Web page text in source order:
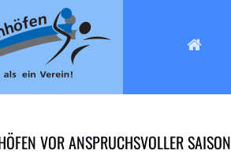
VOR ANSPRUCHSVOLLER SAISON